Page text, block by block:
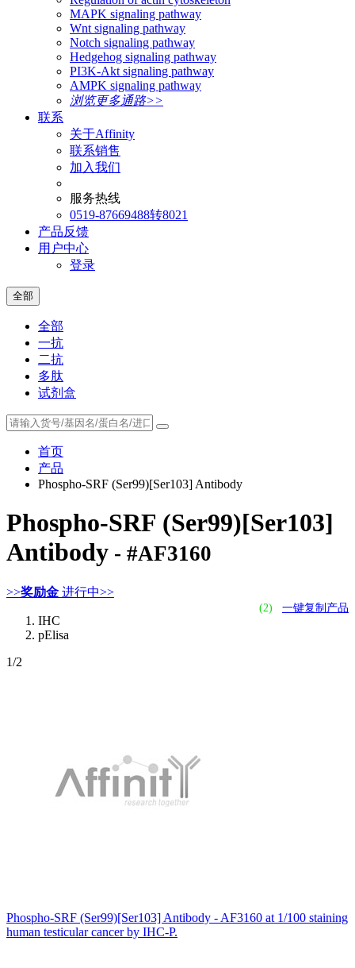
MAPK signaling pathway
Wnt signaling pathway
Notch signaling pathway
Hedgehog signaling pathway
PI3K-Akt signaling pathway
AMPK signaling pathway
浏览更多通路>>
联系
关于Affinity
联系销售
加入我们
服务热线
0519-87669488转8021
产品反馈
用户中心
登录
全部
全部
一抗
二抗
多肽
试剂盒
首页
产品
Phospho-SRF (Ser99)[Ser103] Antibody
Phospho-SRF (Ser99)[Ser103]
Antibody - #AF3160
>>奖励金 进行中>>
(2) 一键复制产品
IHC
pElisa
1/2
Phospho-SRF (Ser99)[Ser103] Antibody - AF3160 at 1/100 staining
human testicular cancer by IHC-P.